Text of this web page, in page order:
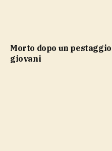
Morto dopo un pestaggio nel ravennate: fermati 4
giovani